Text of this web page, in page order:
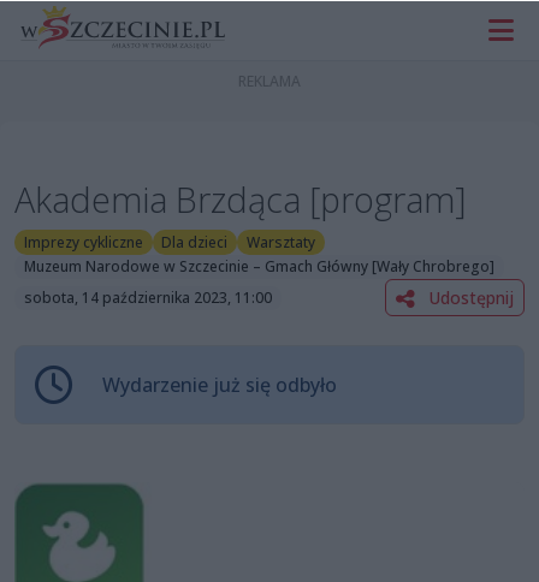
Akademia Brzdąca [program]
Imprezy cykliczne Dla dzieci
Warsztaty
Muzeum Narodowe w Szczecinie – Gmach Główny [Wały Chrobrego]
sobota, 14 października 2023, 11:00
Udostępnij
Wydarzenie już się odbyło